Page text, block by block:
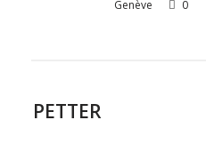
Genève
0
PETTER